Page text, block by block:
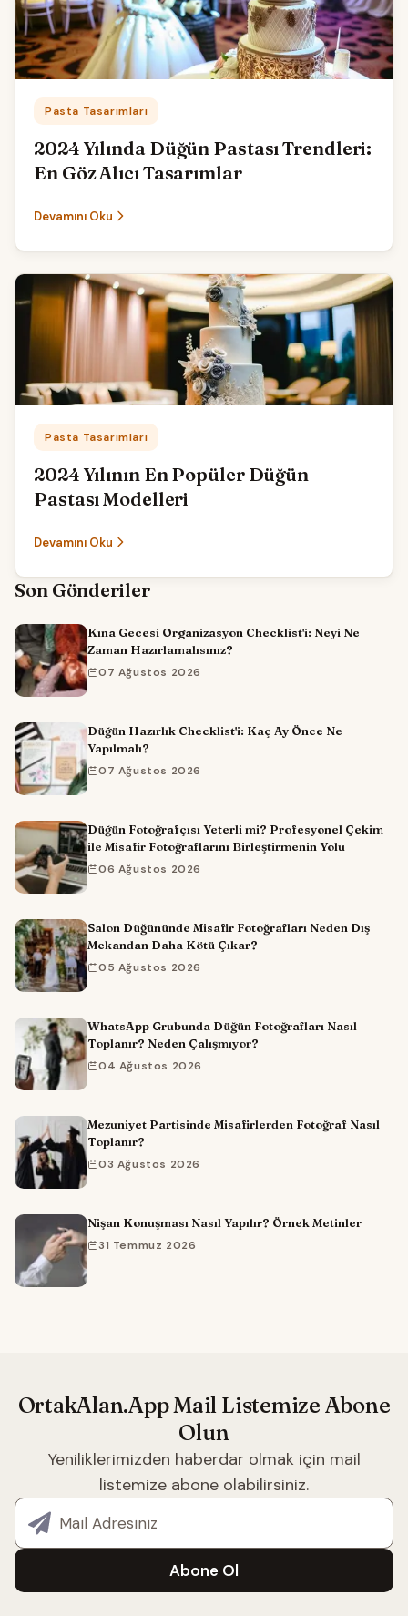
Kategori:
Pasta Tasarımları
2024 Yılında Düğün Pastası Trendleri:
En Göz Alıcı Tasarımlar
Devamını Oku
Kategori:
Pasta Tasarımları
2024 Yılının En Popüler Düğün
Pastası Modelleri
Devamını Oku
Son Gönderiler
Kına Gecesi Organizasyon Checklist'i: Neyi Ne
Zaman Hazırlamalısınız?
07 Ağustos 2026
Düğün Hazırlık Checklist'i: Kaç Ay Önce Ne
Yapılmalı?
07 Ağustos 2026
Düğün Fotoğrafçısı Yeterli mi? Profesyonel Çekim
ile Misafir Fotoğraflarını Birleştirmenin Yolu
06 Ağustos 2026
Salon Düğününde Misafir Fotoğrafları Neden Dış
Mekandan Daha Kötü Çıkar?
05 Ağustos 2026
WhatsApp Grubunda Düğün Fotoğrafları Nasıl
Toplanır? Neden Çalışmıyor?
04 Ağustos 2026
Mezuniyet Partisinde Misafirlerden Fotoğraf Nasıl
Toplanır?
03 Ağustos 2026
Nişan Konuşması Nasıl Yapılır? Örnek Metinler
31 Temmuz 2026
OrtakAlan.App Mail Listemize Abone
Olun
Yeniliklerimizden haberdar olmak için mail
listemize abone olabilirsiniz.
E-posta adresiniz
Abone Ol